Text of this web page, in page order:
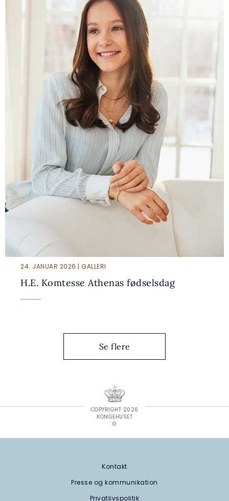
24. JANUAR 2026 | GALLERI
H.E. Komtesse Athenas fødselsdag
Se flere
COPYRIGHT 2026
KONGEHUSET
©
Kontakt
Presse og kommunikation
Privatlivspolitik